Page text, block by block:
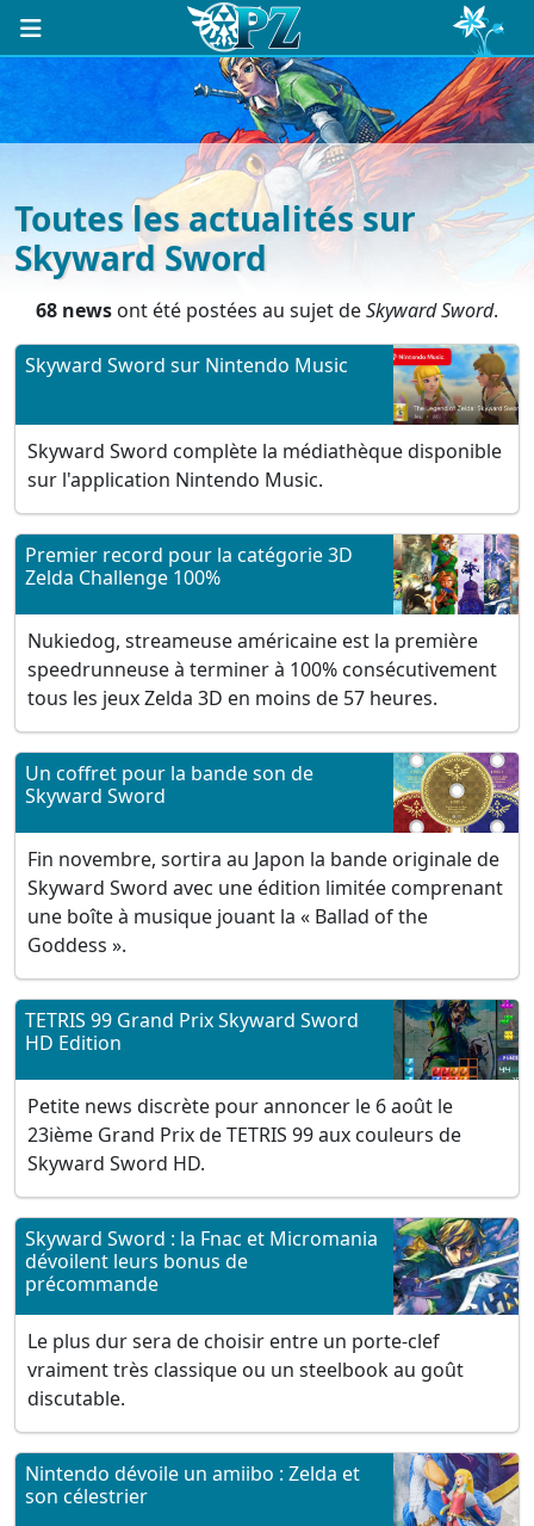
Toutes les actualités sur
Skyward Sword
68 news ont été postées au sujet deSkyward Sword.
Skyward Sword sur Nintendo Music
Skyward Sword complète la médiathèque disponible
sur l'application Nintendo Music.
Premier record pour la catégorie 3D
Zelda Challenge 100%
Nukiedog, streameuse américaine est la première
speedrunneuse à terminer à 100% consécutivement
tous les jeux Zelda 3D en moins de 57 heures.
Un coffret pour la bande son de
Skyward Sword
Fin novembre, sortira au Japon la bande originale de
Skyward Sword avec une édition limitée comprenant
une boîte à musique jouant la « Ballad of the
Goddess ».
TETRIS 99 Grand Prix Skyward Sword
HD Edition
Petite news discrète pour annoncer le 6 août le
23ième Grand Prix de TETRIS 99 aux couleurs de
Skyward Sword HD.
Skyward Sword : la Fnac et Micromania
dévoilent leurs bonus de
précommande
Le plus dur sera de choisir entre un porte-clef
vraiment très classique ou un steelbook au goût
discutable.
Nintendo dévoile un amiibo : Zelda et
son célestrier